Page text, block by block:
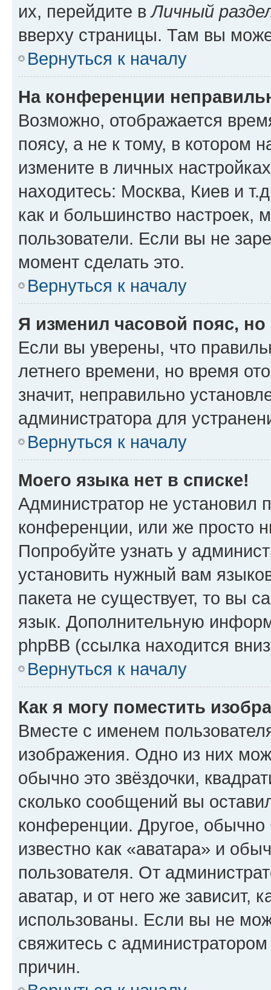
их, перейдите вЛичный
вверху страницы. Там вы
Вернуться к началу
На конференции
Возможно, отображается
поясу, а не к тому, в котором
измените в личных
находитесь: Москва, Киев и
как и большинство настроек,
пользователи. Если вы не
момент сделать это.
Вернуться к началу
Я изменил часовой пояс,
Если вы уверены, что
летнего времени, но время
значит, неправильно
администратора для
Вернуться к началу
Моего языка нет в списке!
Администратор не установил
конференции, или же просто
Попробуйте узнать у
установить нужный вам
пакета не существует, то вы
язык. Дополнительную
phpBB (ссылка находится
Вернуться к началу
Как я могу поместить
Вместе с именем
изображения. Одно из них
обычно это звёздочки,
сколько сообщений вы
конференции. Другое,
известно как «аватара» и
пользователя. От
аватар, и от него же зависит,
использованы. Если вы не
свяжитесь с
причин.